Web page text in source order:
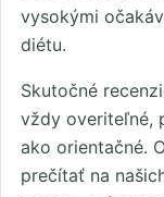
vysokými
diétu.
Skutočné
vždy overiteľné,
ako orientačné.
prečítať na